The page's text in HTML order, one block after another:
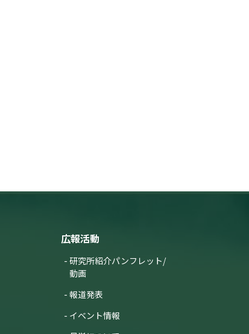
広報活動
研究所紹介パンフレット/
動画
報道発表
イベント情報